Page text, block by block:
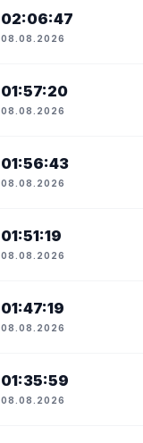
02:06:47
08.08.2026
01:57:20
08.08.2026
01:56:43
08.08.2026
01:51:19
08.08.2026
01:47:19
08.08.2026
01:35:59
08.08.2026